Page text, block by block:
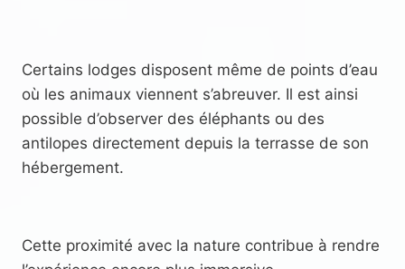
Certains lodges disposent même de points d’eau
où les animaux viennent s’abreuver. Il est ainsi
possible d’observer des éléphants ou des
antilopes directement depuis la terrasse de son
hébergement.
Cette proximité avec la nature contribue à rendre